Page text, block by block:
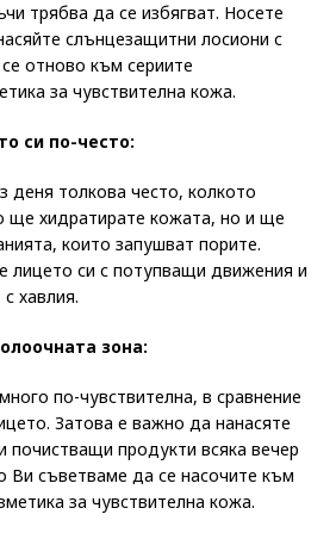
трябва да се избягват. Носете
слънцезащитни лосиони с
отново към сериите
за чувствителна кожа.
си по-често:
деня толкова често, колкото
ще хидратирате кожата, но и ще
които запушват порите.
лицето си с потупващи движения и
хавлия.
зона:
по-чувствителна, в сравнение
Затова е важно да нанасяте
почистващи продукти всяка вечер
Ви съветваме да се насочите към
за чувствителна кожа.